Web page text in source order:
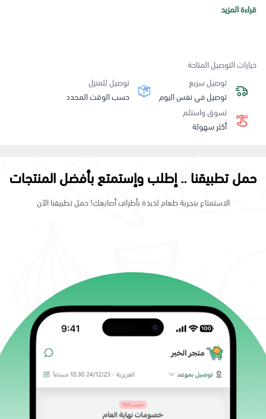
قراءة المزيد
خيارات التوصيل المتاحة
توصيل سريع
توصيل في نفس اليوم
توصيل للمنزل
حسب الوقت المحدد
تسوق واستلم
أكثر سهولة
حمل تطبيقنا .. إطلب وإستمتع بأفضل المنتجات
الاستمتاع بتجربة طعام لذيذة بأطراف أصابعك! حمل تطبيقنا الآن